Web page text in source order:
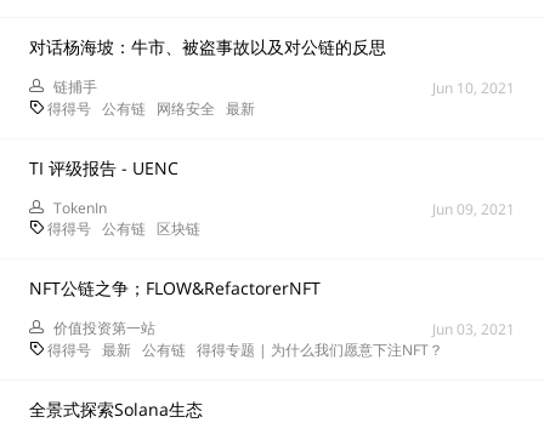
对话杨海坡：牛市、被盗事故以及对公链的反思
链捕手
Jun 10, 2021
得得号 公有链 网络安全 最新
TI 评级报告 - UENC
TokenIn
Jun 09, 2021
得得号 公有链 区块链
NFT公链之争；FLOW&RefactorerNFT
价值投资第一站
Jun 03, 2021
得得号 最新 公有链 得得专题 | 为什么我们愿意下注NFT？
全景式探索Solana生态